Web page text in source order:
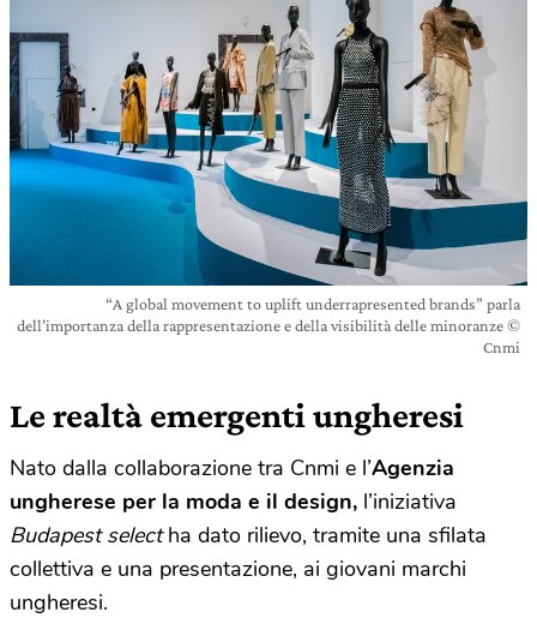
“A global movement to uplift underrapresented brands” parla
dell’importanza della rappresentazione e della visibilità delle minoranze ©
Cnmi
Le realtà emergenti ungheresi
Nato dalla collaborazione tra Cnmi e l’Agenzia
ungherese per la moda e il design, l’iniziativa
Budapest selectha dato rilievo, tramite una sfilata
collettiva e una presentazione, ai giovani marchi
ungheresi.